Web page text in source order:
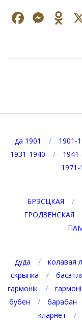
да 1901 1901-
1931-1940
1971-
БРЭСЦКАЯ
ГРОДЗЕНСКАЯ
дуда колавая
скрыпка
гармонік
бубен
барабан
кларнет